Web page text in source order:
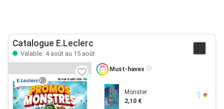
Catalogue E.Leclerc
Valable: 4 août au 15 août
Must-haves
Monster
2,10 €